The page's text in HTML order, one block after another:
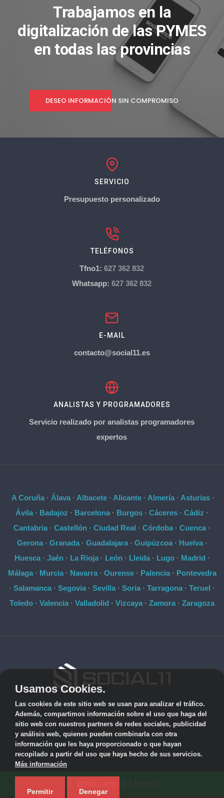
Trabajamos en la
digitalización de las PYMES
en todas las provincias
DESEO INFORMACIÓN SIN COMPROMISO
SERVICIO
Presupuesto personalizado
TELÉFONOS
Tfno1:627 362 832
Whatsapp:627 362 832
E-MAIL
contacto@social11.es
ANALISTAS Y PROGRAMADORES
Servicio realizado por analistas programadores
expertos
A Coruña· Álava· Albacete· Alicante· Almería· Asturias·
Ávila · Badajoz · Barcelona · Burgos · Cáceres · Cádiz ·
Cantabria · Castellón · Ciudad Real · Córdoba · Cuenca ·
Gerona· Granada· Guadalajara· Guipúzcoa· Huelva·
Huesca· Jaén· La Rioja· León· Lleida· Lugo· Madrid ·
Málaga· Murcia· Navarra· Ourense· Palencia· Pontevedra
· Salamanca · Segovia · Sevilla · Soria · Tarragona · Teruel ·
Toledo · Valencia · Valladolid · Vizcaya · Zamora · Zaragoza
Aviso Legal
Privacidad
Cookies
aplicaciones de software personalizadas ·
Usamos Cookies.
Las cookies de este sitio web se usan para analizar el tráfico.
Además, compartimos información sobre el uso que haga del
sitio web con nuestros partners de redes sociales, publicidad
y análisis web, quienes pueden combinarla con otra
información que les haya proporcionado o que hayan
recopilado a partir del uso que haya hecho de sus servicios.
Más información
Permitir Denegar